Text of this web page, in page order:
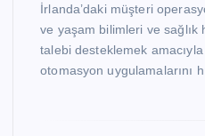
İrlanda’daki müşteri
ve yaşam bilimleri ve
talebi desteklemek
otomasyon uygulamalarını